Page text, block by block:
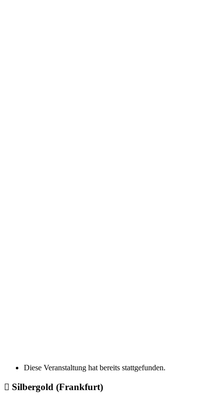
Diese Veranstaltung hat bereits stattgefunden.
Silbergold (Frankfurt)